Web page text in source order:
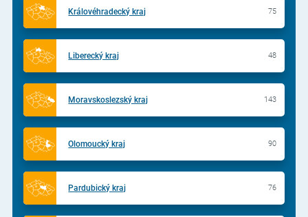
Královéhradecký kraj 75
Liberecký kraj 48
Moravskoslezský kraj 143
Olomoucký kraj 90
Pardubický kraj 76